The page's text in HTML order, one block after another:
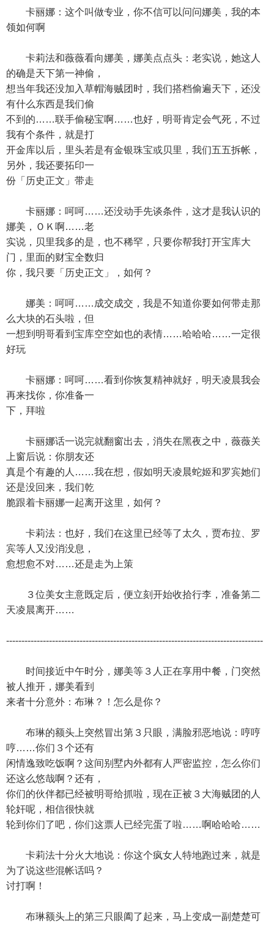
卡丽娜：这个叫做专业，你不信可以问问娜美，我的本
领如何啊
卡莉法和薇薇看向娜美，娜美点点头：老实说，她这人
的确是天下第一神偷，
想当年我还没加入草帽海贼团时，我们搭档偷遍天下，还没
有什么东西是我们偷
不到的……联手偷秘宝啊……也好，明哥肯定会气死，不过
我有个条件，就是打
开金库以后，里头若是有金银珠宝或贝里，我们五五拆帐，
另外，我还要拓印一
份「历史正文」带走
卡丽娜：呵呵……还没动手先谈条件，这才是我认识的
娜美，ＯＫ啊……老
实说，贝里我多的是，也不稀罕，只要你帮我打开宝库大
门，里面的财宝全数归
你，我只要「历史正文」，如何？
娜美：呵呵……成交成交，我是不知道你要如何带走那
么大块的石头啦，但
一想到明哥看到宝库空空如也的表情……哈哈哈……一定很
好玩
卡丽娜：呵呵……看到你恢复精神就好，明天凌晨我会
再来找你，你准备一
下，拜啦
卡丽娜话一说完就翻窗出去，消失在黑夜之中，薇薇关
上窗后说：你朋友还
真是个有趣的人……我在想，假如明天凌晨蛇姬和罗宾她们
还是没回来，我们乾
脆跟着卡丽娜一起离开这里，如何？
卡莉法：也好，我们在这里已经等了太久，贾布拉、罗
宾等人又没消没息，
愈想愈不对……还是走为上策
３位美女主意既定后，便立刻开始收拾行李，准备第二
天凌晨离开……
------------------------------------------------------------------------------------
时间接近中午时分，娜美等３人正在享用中餐，门突然
被人推开，娜美看到
来者十分意外：布琳？！怎么是你？
布琳的额头上突然冒出第３只眼，满脸邪恶地说：哼哼
哼……你们３个还有
闲情逸致吃饭啊？这间别墅内外都有人严密监控，怎么你们
还这么悠哉啊？还有，
你们的伙伴都已经被明哥给抓啦，现在正被３大海贼团的人
轮奸呢，相信很快就
轮到你们了吧，你们这票人已经完蛋了啦……啊哈哈哈……
卡莉法十分火大地说：你这个疯女人特地跑过来，就是
为了说这些混帐话吗？
讨打啊！
布琳额头上的第三只眼阖了起来，马上变成一副楚楚可